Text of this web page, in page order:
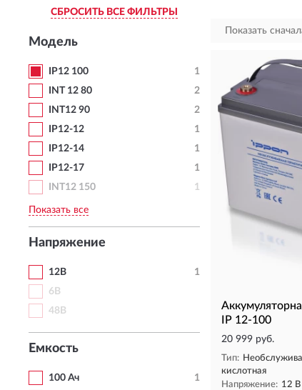
СБРОСИТЬ ВСЕ ФИЛЬТРЫ
Модель
IP12 100
1
INT 12 80
2
INT12 90
2
IP12-12
1
IP12-14
1
IP12-17
1
INT12 150
1
Показать все
Напряжение
12В
1
6В
48В
Емкость
100 Ач
1
Показать
IP 12-100
20 999 руб.
Тип:
кислотная
Напряжение: 12 В